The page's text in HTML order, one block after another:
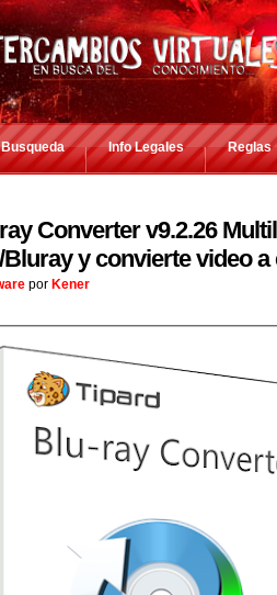
Busqueda Info Legales Reglas
Converter v9.2.26
Bluray y convierte video
por Kener